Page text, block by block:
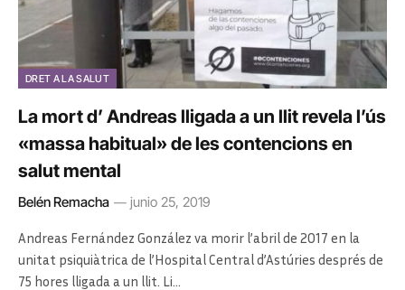
DRET A LA SALUT
La mort d’ Andreas lligada a un llit revela l’ús
«massa habitual» de les contencions en
salut mental
Belén Remacha junio 25, 2019
Andreas Fernández González va morir l’abril de 2017 en la
unitat psiquiàtrica de l’Hospital Central d’Astúries després de
75 hores lligada a un llit. Li…